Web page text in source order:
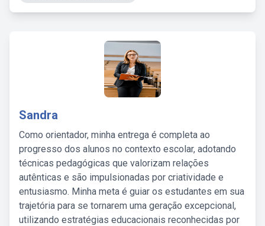
Sandra
Como orientador, minha entrega é completa ao
progresso dos alunos no contexto escolar, adotando
técnicas pedagógicas que valorizam relações
autênticas e são impulsionadas por criatividade e
entusiasmo. Minha meta é guiar os estudantes em sua
trajetória para se tornarem uma geração excepcional,
utilizando estratégias educacionais reconhecidas por